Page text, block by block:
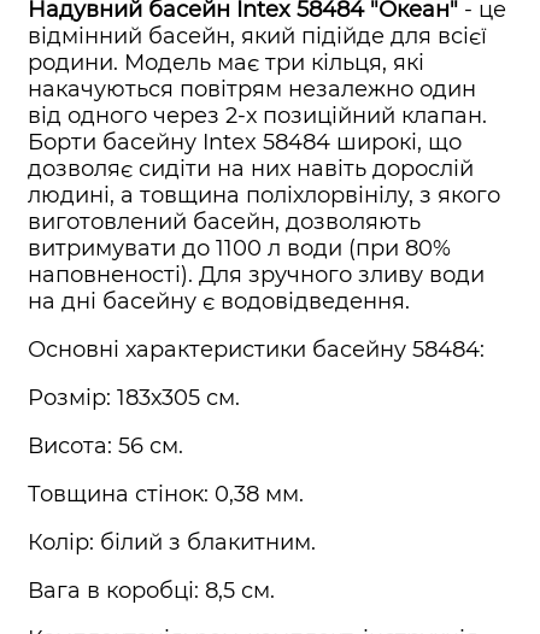
Надувний басейн Intex 58484 "Океан" - це
відмінний басейн, який підійде для всієї
родини. Модель має три кільця, які
накачуються повітрям незалежно один
від одного через 2-х позиційний клапан.
Борти басейну Intex 58484 широкі, що
дозволяє сидіти на них навіть дорослій
людині, а товщина поліхлорвінілу, з якого
виготовлений басейн, дозволяють
витримувати до 1100 л води (при 80%
наповненості). Для зручного зливу води
на дні басейну є водовідведення.
Основні характеристики басейну 58484:
Розмір: 183х305 см.
Висота: 56 см.
Товщина стінок: 0,38 мм.
Колір: білий з блакитним.
Вага в коробці: 8,5 см.